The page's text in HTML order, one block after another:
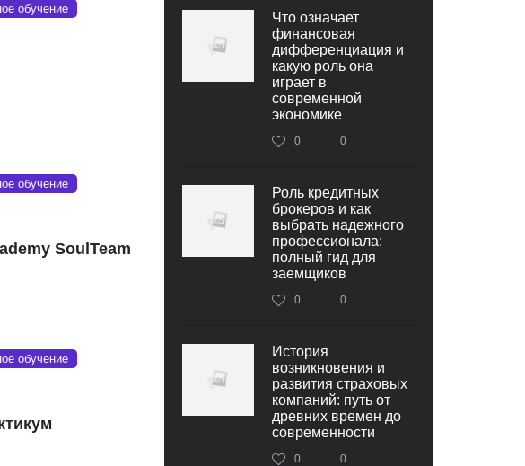
обучение
обучение
SoulTeam
обучение
Что означает
финансовая
дифференциация и
какую роль она
играет в
современной
экономике
0 0
Роль кредитных
брокеров и как
выбрать надежного
профессионала:
полный гид для
заемщиков
0 0
История
возникновения и
развития страховых
компаний: путь от
древних времен до
современности
0 0